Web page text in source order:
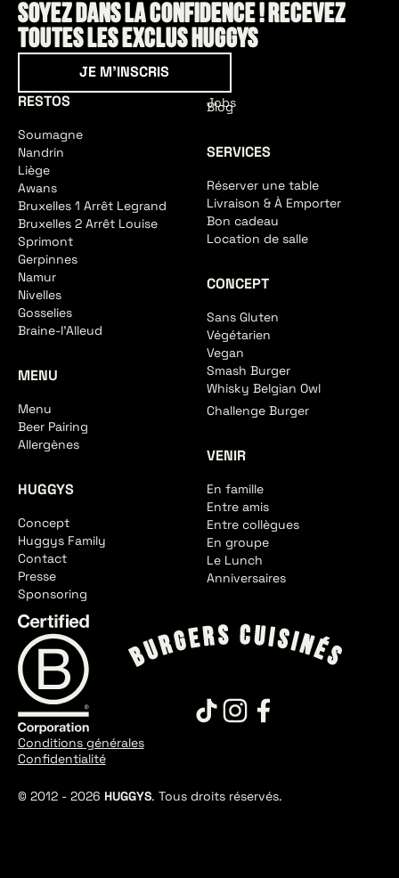
Soyez dans la confidence ! Recevez
toutes les exclus HUGGYS
Je m'inscris
JE M'INSCRIS
RESTOS
Soumagne
Nandrin
Liège
Awans
Bruxelles 1 Arrêt Legrand
Bruxelles 2 Arrêt Louise
Sprimont
Gerpinnes
Namur
Nivelles
Gosselies
Braine-l'Alleud
MENU
Menu
Beer Pairing
Allergènes
HUGGYS
Concept
Huggys Family
Contact
Presse
Sponsoring
Jobs
Blog
SERVICES
Réserver une table
Livraison & À Emporter
Bon cadeau
Location de salle
CONCEPT
Sans Gluten
Végétarien
Vegan
Smash Burger
Whisky Belgian Owl
Challenge Burger
VENIR
En famille
Entre amis
Entre collègues
En groupe
Le Lunch
Anniversaires
© 2012 - 2026 HUGGYS. Tous droits réservés.
Conditions générales
Confidentialité